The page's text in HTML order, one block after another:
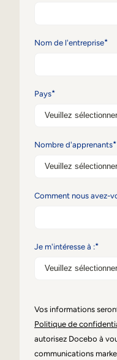
Formation client
Formation des
Mobilité interne
Nom de l'entreprise*
Pays*
Nombre d'apprenants*
Comment nous avez-
Je m'intéresse à :*
Vos informations
Politique de
autorisez Docebo à
communications